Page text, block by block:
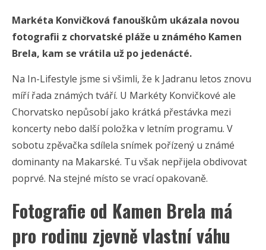
Markéta Konvičková fanouškům ukázala novou
fotografii z chorvatské pláže u známého Kamen
Brela, kam se vrátila už po jedenácté.
Na In-Lifestyle jsme si všimli, že k Jadranu letos znovu
míří řada známých tváří. U Markéty Konvičkové ale
Chorvatsko nepůsobí jako krátká přestávka mezi
koncerty nebo další položka v letním programu. V
sobotu zpěvačka sdílela snímek pořízený u známé
dominanty na Makarské. Tu však nepřijela obdivovat
poprvé. Na stejné místo se vrací opakovaně.
Fotografie od Kamen Brela má
pro rodinu zjevně vlastní váhu